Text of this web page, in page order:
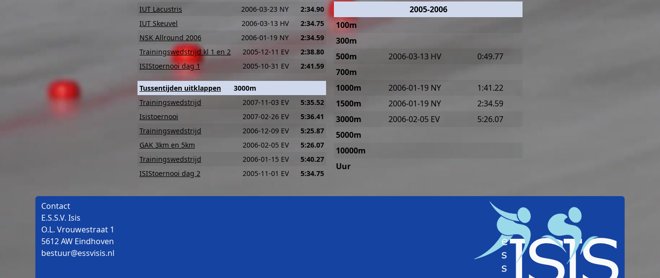
IUT Lacustris
2006-03-23 NY 2:34.90
IUT Skeuvel
2006-03-13 HV 2:34.75
NSK Allround 2006
2006-01-19 NY 2:34.59
Trainingswedstrijd kl 1 en 2
2005-12-11 EV 2:38.80
ISIStoernooi dag 1
2005-10-31 EV 2:41.59
Tussentijden uitklappen
3000m
Trainingswedstrijd
2007-11-03 EV 5:35.52
Isistoernooi
2007-02-26 EV 5:36.41
Trainingswedstrijd
2006-12-09 EV 5:25.87
GAK 3km en 5km
2006-02-05 EV 5:26.07
Trainingswedstrijd
2006-01-15 EV 5:40.27
ISIStoernooi dag 2
2005-11-01 EV 5:34.75
2005-2006
100m
300m
500m
2006-03-13 HV
0:49.77
700m
1000m
2006-01-19 NY
1:41.22
1500m
2006-01-19 NY
2:34.59
3000m
2006-02-05 EV
5:26.07
5000m
10000m
Uur
Contact
E.S.S.V. Isis
O.L. Vrouwestraat 1
5612 AW Eindhoven
bestuur@essvisis.nl